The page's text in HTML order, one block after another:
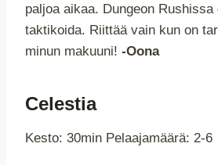
paljoa aikaa. Dungeon
taktikoida. Riittää vain kun on
minun makuuni! -Oona
Celestia
Kesto: 30min Pelaajamäärä: 2-6